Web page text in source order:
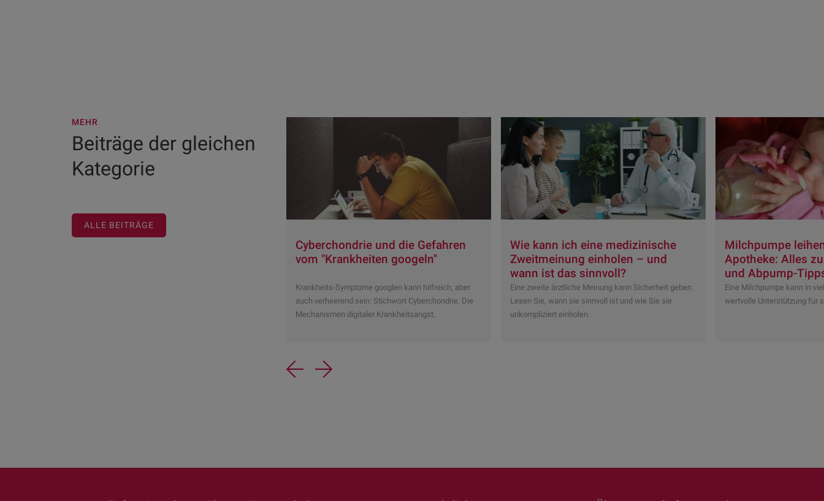
MEHR
Beiträge der gleichen
Kategorie
ALLE BEITRÄGE
Cyberchondrie und die Gefahren
vom "Krankheiten googeln"
Krankheits-Symptome googlen kann hilfreich, aber
auch verheerend sein: Stichwort Cyberchondrie. Die
Mechanismen digitaler Krankheitsangst.
Wie kann ich eine medizinische
Zweitmeinung einholen – und
wann ist das sinnvoll?
Eine zweite ärztliche Meinung kann Sicherheit geben.
Lesen Sie, wann sie sinnvoll ist und wie Sie sie
unkompliziert einholen.
Milchpumpe
Apotheke: Alles
und Abpump-
Eine Milchpumpe kann in
wertvolle Unterstützung für
Previous
Next